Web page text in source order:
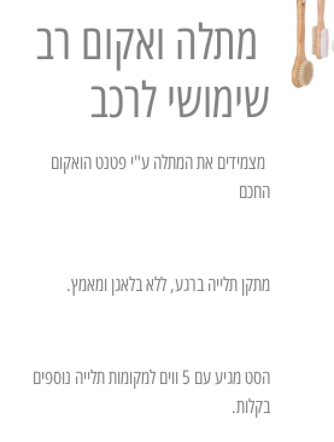
מתלה ואקום רב
שימושי לרכב
מצמידים את המתלה ע"י פטנט הואקום
החכם
מתקן תלייה ברגע, ללא בלאגן ומאמץ.
הסט מגיע עם 5 ווים למקומות תלייה נוספים
בקלות.